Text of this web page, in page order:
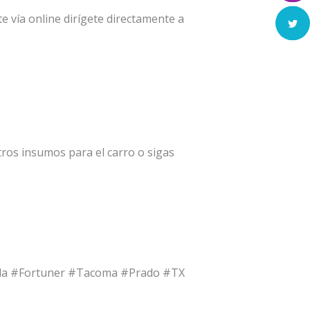
vía online dirígete directamente a
insumos para el carro o sigas
#Fortuner #Tacoma #Prado #TX